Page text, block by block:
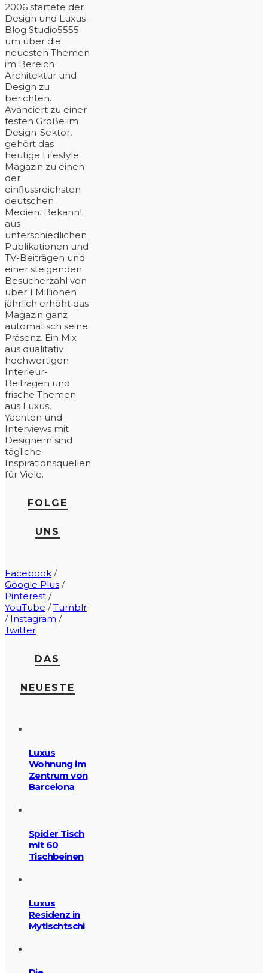
2006 startete der
Design und Luxus-
Blog Studio5555
um über die
neuesten Themen
im Bereich
Architektur und
Design zu
berichten.
Avanciert zu einer
festen Größe im
Design-Sektor,
gehört das
heutige Lifestyle
Magazin zu einen
der
einflussreichsten
deutschen
Medien. Bekannt
aus
unterschiedlichen
Publikationen und
TV-Beiträgen und
einer steigenden
Besucherzahl von
über 1 Millionen
jährlich erhöht das
Magazin ganz
automatisch seine
Präsenz. Ein Mix
aus qualitativ
hochwertigen
Interieur-
Beiträgen und
frische Themen
aus Luxus,
Yachten und
Interviews mit
Designern sind
tägliche
Inspirationsquellen
für Viele.
FOLGE
UNS
Facebook /
Google Plus /
Pinterest /
YouTube /Tumblr
/ Instagram /
Twitter
DAS
NEUESTE
Luxus
Wohnung im
Zentrum von
Barcelona
Spider Tisch
mit 60
Tischbeinen
Luxus
Residenz in
Mytischtschi